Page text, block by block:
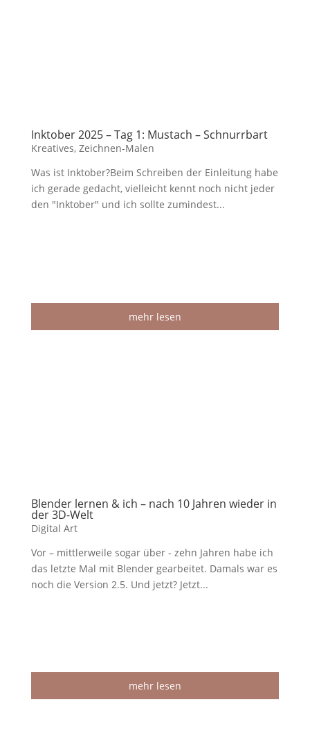
Inktober 2025 – Tag 1: Mustach – Schnurrbart
Kreatives, Zeichnen-Malen
Was ist Inktober?Beim Schreiben der Einleitung habe
ich gerade gedacht, vielleicht kennt noch nicht jeder
den "Inktober" und ich sollte zumindest...
mehr lesen
Blender lernen & ich – nach 10 Jahren wieder in
der 3D-Welt
Digital Art
Vor – mittlerweile sogar über - zehn Jahren habe ich
das letzte Mal mit Blender gearbeitet. Damals war es
noch die Version 2.5. Und jetzt? Jetzt...
mehr lesen